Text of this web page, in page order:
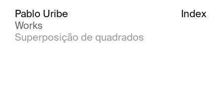
Pablo Uribe
Works
Superposição de quadrados
Index